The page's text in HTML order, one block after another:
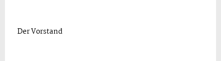
Der Vorstand